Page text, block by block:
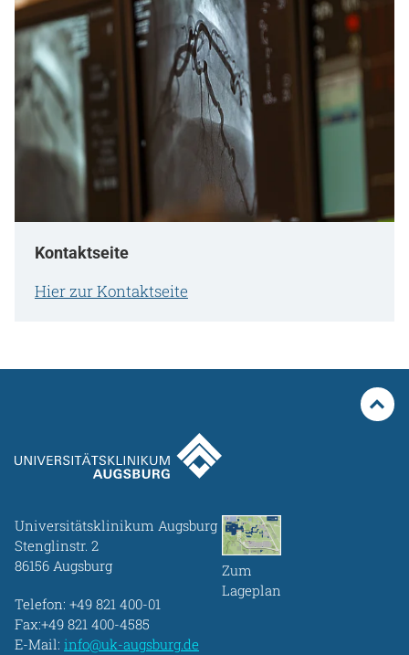
Kontaktseite
Hier zur Kontaktseite
Universitätsklinikum Augsburg
Stenglinstr. 2
86156 Augsburg
Telefon: +49 821 400-01
Fax:+49 821 400-4585
E-Mail: info@uk-augsburg.de
Zum
Lageplan